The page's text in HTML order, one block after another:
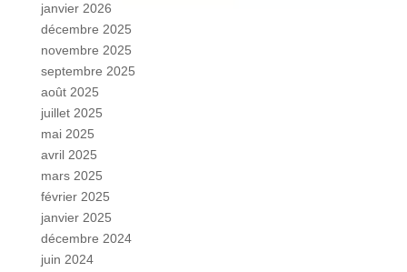
janvier 2026
décembre 2025
novembre 2025
septembre 2025
août 2025
juillet 2025
mai 2025
avril 2025
mars 2025
février 2025
janvier 2025
décembre 2024
juin 2024